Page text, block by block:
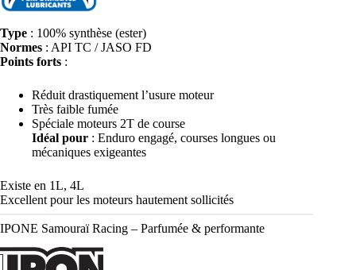
Type : 100% synthèse (ester)
Normes : API TC / JASO FD
Points forts :
Réduit drastiquement l’usure moteur
Très faible fumée
Spéciale moteurs 2T de course
Idéal pour : Enduro engagé, courses longues ou
mécaniques exigeantes
Existe en 1L, 4L
Excellent pour les moteurs hautement sollicités
IPONE Samouraï Racing – Parfumée & performante